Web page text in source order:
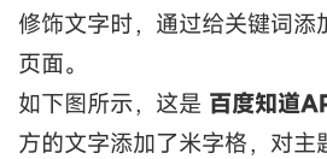
修饰文字时，通过给关键词添
页面。
如下图所示，这是 百度知道
方的文字添加了米字格，对主